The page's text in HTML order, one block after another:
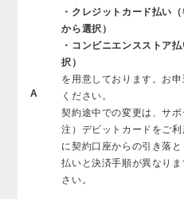
A
・クレジットカード払い
から選択）
・コンビニエンスストア
択）
を用意しております。お
ください。
契約途中での変更は、サポ
注）デビットカードをご
に契約口座からの引き落
払いと決済手順が異なり
さい。